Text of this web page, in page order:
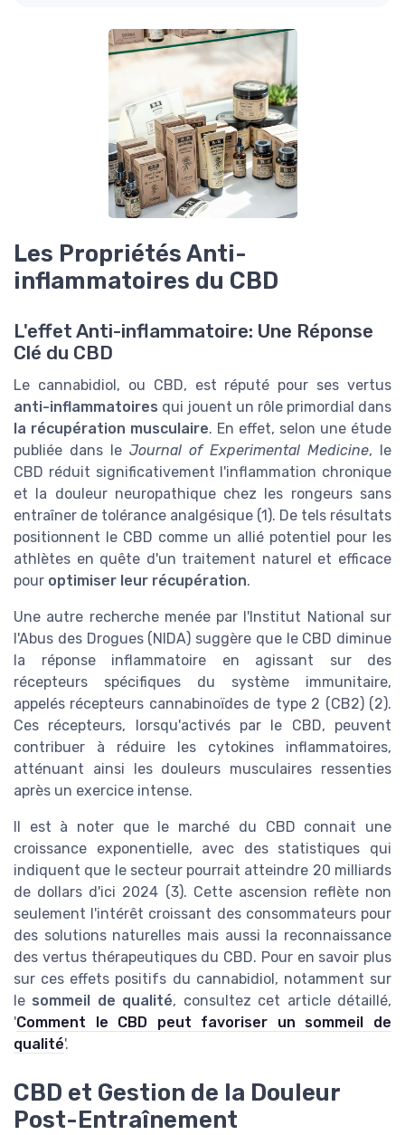
Les Propriétés Anti-
inflammatoires du CBD
L'effet Anti-inflammatoire: Une Réponse
Clé du CBD
Le cannabidiol, ou CBD, est réputé pour ses vertus
anti-inflammatoires qui jouent un rôle primordial dans
la récupération musculaire. En effet, selon une étude
publiée dans le Journal of Experimental Medicine, le
CBD réduit significativement l'inflammation chronique
et la douleur neuropathique chez les rongeurs sans
entraîner de tolérance analgésique (1). De tels résultats
positionnent le CBD comme un allié potentiel pour les
athlètes en quête d'un traitement naturel et efficace
pour optimiser leur récupération.
Une autre recherche menée par l'Institut National sur
l'Abus des Drogues (NIDA) suggère que le CBD diminue
la réponse inflammatoire en agissant sur des
récepteurs spécifiques du système immunitaire,
appelés récepteurs cannabinoïdes de type 2 (CB2) (2).
Ces récepteurs, lorsqu'activés par le CBD, peuvent
contribuer à réduire les cytokines inflammatoires,
atténuant ainsi les douleurs musculaires ressenties
après un exercice intense.
Il est à noter que le marché du CBD connait une
croissance exponentielle, avec des statistiques qui
indiquent que le secteur pourrait atteindre 20 milliards
de dollars d'ici 2024 (3). Cette ascension reflète non
seulement l'intérêt croissant des consommateurs pour
des solutions naturelles mais aussi la reconnaissance
des vertus thérapeutiques du CBD. Pour en savoir plus
sur ces effets positifs du cannabidiol, notamment sur
le sommeil de qualité, consultez cet article détaillé,
'Comment le CBD peut favoriser un sommeil de
qualité'.
CBD et Gestion de la Douleur
Post-Entraînement